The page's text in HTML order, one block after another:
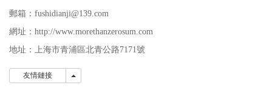
郵箱：fushidianji@139.com
網址：http://www.morethanzerosum.com
地址：上海市青浦區北青公路7171號
友情鏈接